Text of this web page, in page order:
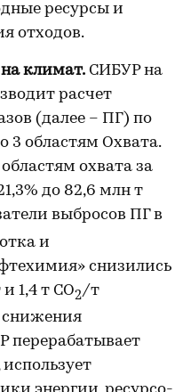
ресурсы и
отходов.
климат. СИБУР на
расчет
(далее – ПГ) по
3 областям Охвата.
охвата за
до 82,6 млн т
выбросов ПГ в
и
снизились
1,4 т CO2/т
снижения
перерабатывает